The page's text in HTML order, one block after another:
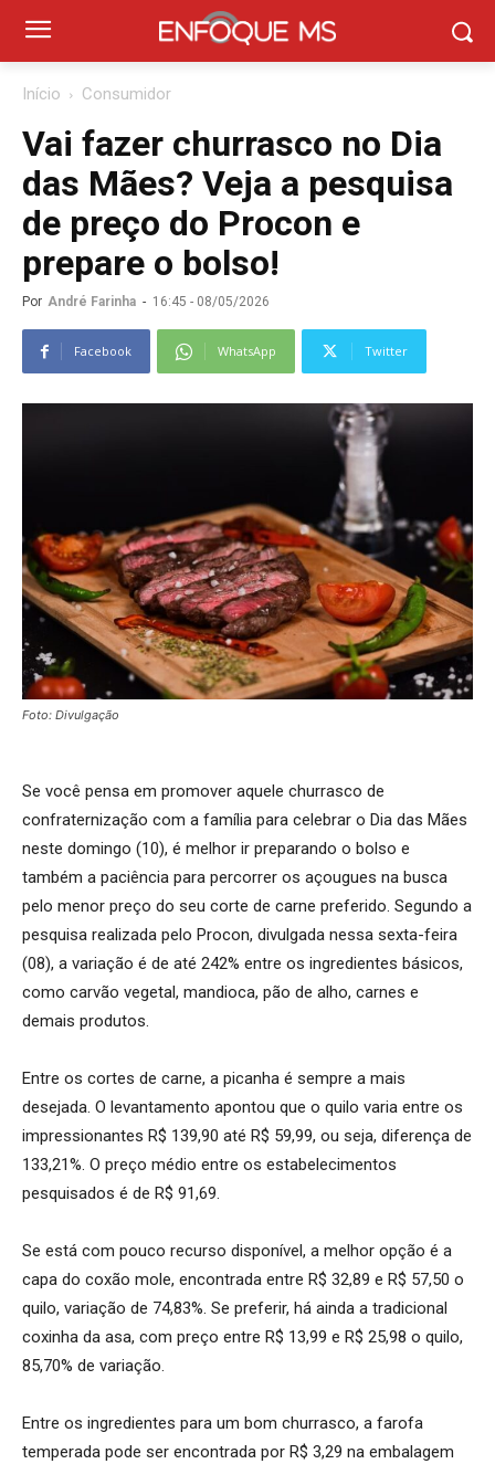
Início Consumidor
Vai fazer churrasco no Dia
das Mães? Veja a pesquisa
de preço do Procon e
prepare o bolso!
Por André Farinha - 16:45 - 08/05/2026
Facebook WhatsApp Twitter
Foto: Divulgação
Se você pensa em promover aquele churrasco de
confraternização com a família para celebrar o Dia das Mães
neste domingo (10), é melhor ir preparando o bolso e
também a paciência para percorrer os açougues na busca
pelo menor preço do seu corte de carne preferido. Segundo a
pesquisa realizada pelo Procon, divulgada nessa sexta-feira
(08), a variação é de até 242% entre os ingredientes básicos,
como carvão vegetal, mandioca, pão de alho, carnes e
demais produtos.
Entre os cortes de carne, a picanha é sempre a mais
desejada. O levantamento apontou que o quilo varia entre os
impressionantes R$ 139,90 até R$ 59,99, ou seja, diferença de
133,21%. O preço médio entre os estabelecimentos
pesquisados é de R$ 91,69.
Se está com pouco recurso disponível, a melhor opção é a
capa do coxão mole, encontrada entre R$ 32,89 e R$ 57,50 o
quilo, variação de 74,83%. Se preferir, há ainda a tradicional
coxinha da asa, com preço entre R$ 13,99 e R$ 25,98 o quilo,
85,70% de variação.
Entre os ingredientes para um bom churrasco, a farofa
temperada pode ser encontrada por R$ 3,29 na embalagem